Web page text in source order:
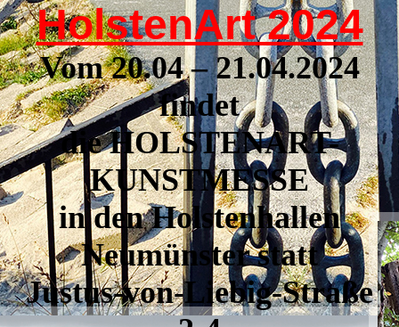
HolstenArt 2024
Vom 20.04 – 21.04.2024
findet
die HOLSTENART-
KUNSTMESSE
in den Holstenhallen
Neumünster statt
Justus-von-Liebig-Straße